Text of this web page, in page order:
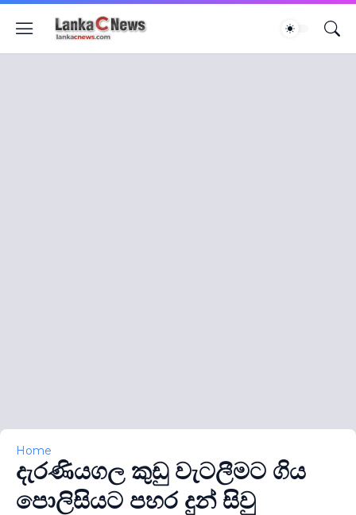
Home
දැරණියගල කුඩු වැටලීමට ගිය
පොලිසියට පහර දුන් සිවු